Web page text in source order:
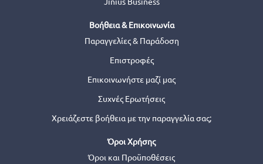
Βοήθεια & Επικοινωνία
Παραγγελίες & Παράδοση
Επιστροφές
Επικοινωνήστε μαζί μας
Συχνές Ερωτήσεις
Χρειάζεστε βοήθεια με την παραγγελία σας;
Όροι Χρήσης
Όροι και Προϋποθέσεις